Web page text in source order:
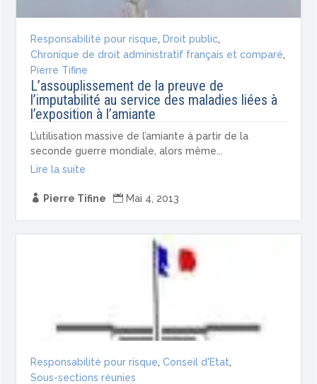
Responsabilité pour risque, Droit public,
Chronique de droit administratif français et comparé,
Pierre Tifine
L’assouplissement de la preuve de
l’imputabilité au service des maladies liées à
l’exposition à l’amiante
L’utilisation massive de l’amiante à partir de la
seconde guerre mondiale, alors même...
Lire la suite
 Pierre Tifine  Mai 4, 2013
Responsabilité pour risque,Conseil d'Etat,
Sous-sections réunies